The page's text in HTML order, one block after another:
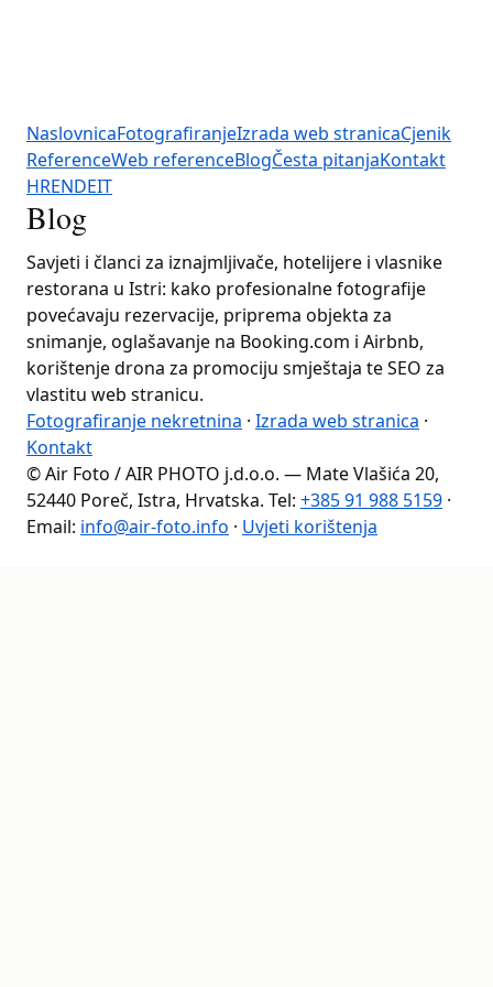
NaslovnicaFotografiranjeIzrada web stranicaCjenik
ReferenceWeb referenceBlogČesta pitanjaKontakt
HRENDEIT
Blog
Savjeti i članci za iznajmljivače, hotelijere i vlasnike
restorana u Istri: kako profesionalne fotografije
povećavaju rezervacije, priprema objekta za
snimanje, oglašavanje na Booking.com i Airbnb,
korištenje drona za promociju smještaja te SEO za
vlastitu web stranicu.
Fotografiranje nekretnina · Izrada web stranica ·
Kontakt
© Air Foto / AIR PHOTO j.d.o.o. — Mate Vlašića 20,
52440 Poreč, Istra, Hrvatska. Tel: +385 91 988 5159 ·
Email: info@air-foto.info · Uvjeti korištenja